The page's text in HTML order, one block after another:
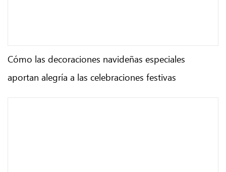
Cómo las decoraciones navideñas especiales
aportan alegría a las celebraciones festivas